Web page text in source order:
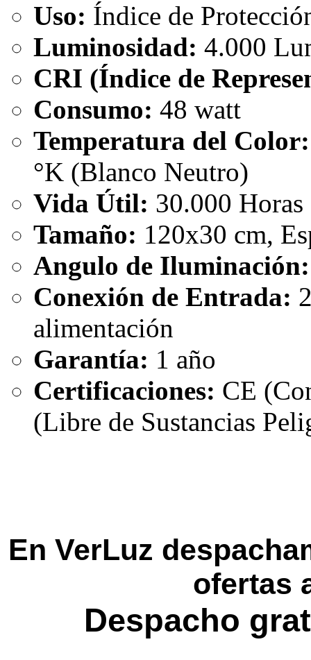
Uso: Índice de
Luminosidad: 4.000
CRI (Índice de
Consumo: 48 watt
Temperatura del Color:
°K (Blanco Neutro)
Vida Útil: 30.000 Horas
Tamaño: 120x30 cm,
Angulo de Iluminación:
Conexión de Entrada:
alimentación
Garantía: 1 año
Certificaciones: CE
(Libre de Sustancias
En VerLuz
ofertas
Despacho